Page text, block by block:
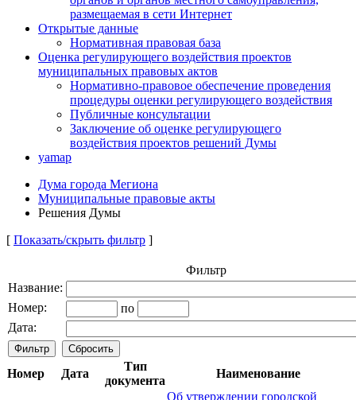
размещаемая в сети Интернет
Открытые данные
Нормативная правовая база
Оценка регулирующего воздействия проектов
муниципальных правовых актов
Нормативно-правовое обеспечение проведения
процедуры оценки регулирующего воздействия
Публичные консультации
Заключение об оценке регулирующего
воздействия проектов решений Думы
yamap
Дума города Мегиона
Муниципальные правовые акты
Решения Думы
[ Показать/скрыть фильтр ]
Фильтр
Название:
Номер:
по
Дата:
Номер Дата
Тип
документа
Наименование
Об утверждении городской